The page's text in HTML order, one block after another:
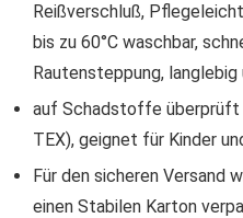
Reißverschluß,
bis zu 60°C waschbar,
Rautensteppung,
auf Schadstoffe überprüft
TEX), geignet für Kinder
Für den sicheren Versand
einen Stabilen Karton